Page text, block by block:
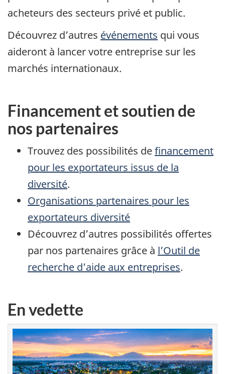
acheteurs des secteurs privé et public.
Découvrez d’autres événements qui vous
aideront à lancer votre entreprise sur les
marchés internationaux.
Financement et soutien de
nos partenaires
Trouvez des possibilités definancement
pour les exportateurs issus de la
diversité.
Organisations partenaires pour les
exportateurs diversité
Découvrez d’autres possibilités offertes
par nos partenaires grâce à l’Outil de
recherche d’aide aux entreprises.
En vedette